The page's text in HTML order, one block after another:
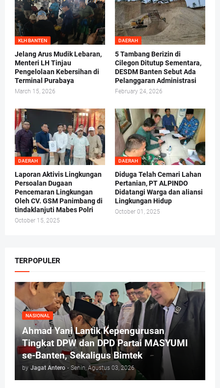
KLH BANTEN
Jelang Arus Mudik Lebaran,
Menteri LH Tinjau
Pengelolaan Kebersihan di
Terminal Purabaya
March 15, 2026
DAERAH
5 Tambang Berizin di
Cilegon Ditutup Sementara,
DESDM Banten Sebut Ada
Pelanggaran Administrasi
February 24, 2026
DAERAH
Laporan Aktivis Lingkungan
Persoalan Dugaan
Pencemaran Lingkungan
Oleh CV. GSM Panimbang di
tindaklanjuti Mabes Polri
October 15, 2025
DAERAH
Diduga Telah Cemari Lahan
Pertanian, PT ALPINDO
Didatangi Warga dan aliansi
Lingkungan Hidup
October 01, 2025
TERPOPULER
NASIONAL
Ahmad Yani Lantik Kepengurusan
Tingkat DPW dan DPD Partai MASYUMI
se-Banten, Sekaligus Bimtek
by Jagat Antero - Senin, Agustus 03, 2026